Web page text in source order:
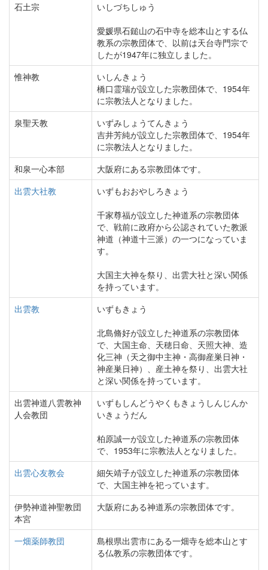
石土宗
いしづちしゅう
愛媛県石鎚山の石中寺を総本山とする仏
教系の宗教団体で、以前は天台寺門宗で
したが1947年に独立しました。
惟神教
いしんきょう
橋口霊瑞が設立した宗教団体で、1954年
に宗教法人となりました。
泉聖天教
いずみしょうてんきょう
吉井芳純が設立した宗教団体で、1954年
に宗教法人となりました。
和泉一心本部
大阪府にある宗教団体です。
出雲大社教
いずもおおやしろきょう
千家尊福が設立した神道系の宗教団体
で、戦前に政府から公認されていた教派
神道（神道十三派）の一つになっていま
す。
大国主大神を祭り、出雲大社と深い関係
を持っています。
出雲教
いずもきょう
北島脩好が設立した神道系の宗教団体
で、大国主命、天穂日命、天照大神、造
化三神（天之御中主神・高御産巣日神・
神産巣日神）、産土神を祭り、出雲大社
と深い関係を持っています。
出雲神道八雲教神
人会教団
いずもしんどうやくもきょうしんじんか
いきょうだん
柏原誠一が設立した神道系の宗教団体
で、1953年に宗教法人となりました。
出雲心友教会
細矢靖子が設立した神道系の宗教団体
で、大国主神を祀っています。
伊勢神道神聖教団
本宮
大阪府にある神道系の宗教団体です。
一畑薬師教団
島根県出雲市にある一畑寺を総本山とす
る仏教系の宗教団体です。